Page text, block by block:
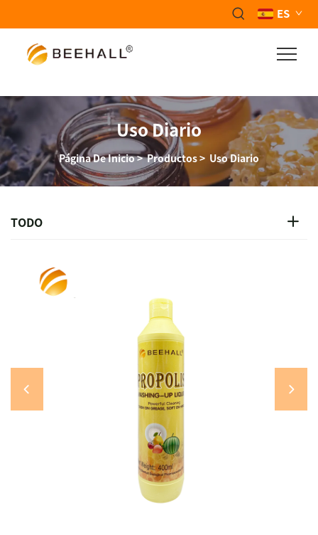
ES
Uso Diario
Página De Inicio>Productos> Uso Diario
TODO